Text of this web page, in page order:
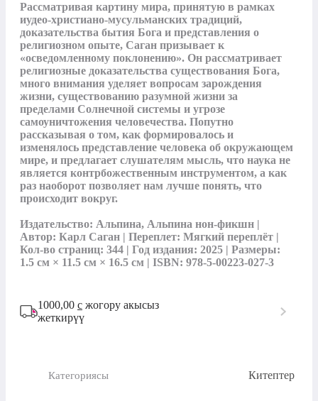
Рассматривая картину мира, принятую в рамках
иудео-христиано-мусульманских традиций,
доказательства бытия Бога и представления о
религиозном опыте, Саган призывает к
«осведомленному поклонению». Он рассматривает
религиозные доказательства существования Бога,
много внимания уделяет вопросам зарождения
жизни, существованию разумной жизни за
пределами Солнечной системы и угрозе
самоуничтожения человечества. Попутно
рассказывая о том, как формировалось и
изменялось представление человека об окружающем
мире, и предлагает слушателям мысль, что наука не
является контрбожественным инструментом, а как
раз наоборот позволяет нам лучше понять, что
происходит вокруг.
Издательство: Альпина, Альпина нон-фикшн |
Автор: Карл Саган | Переплет: Мягкий переплёт |
Кол-во страниц: 344 | Год издания: 2025 | Размеры:
1.5 см × 11.5 см × 16.5 см | ISBN: 978-5-00223-027-3
1000,00 с жогору акысыз
жеткирүү
Категориясы Китептер